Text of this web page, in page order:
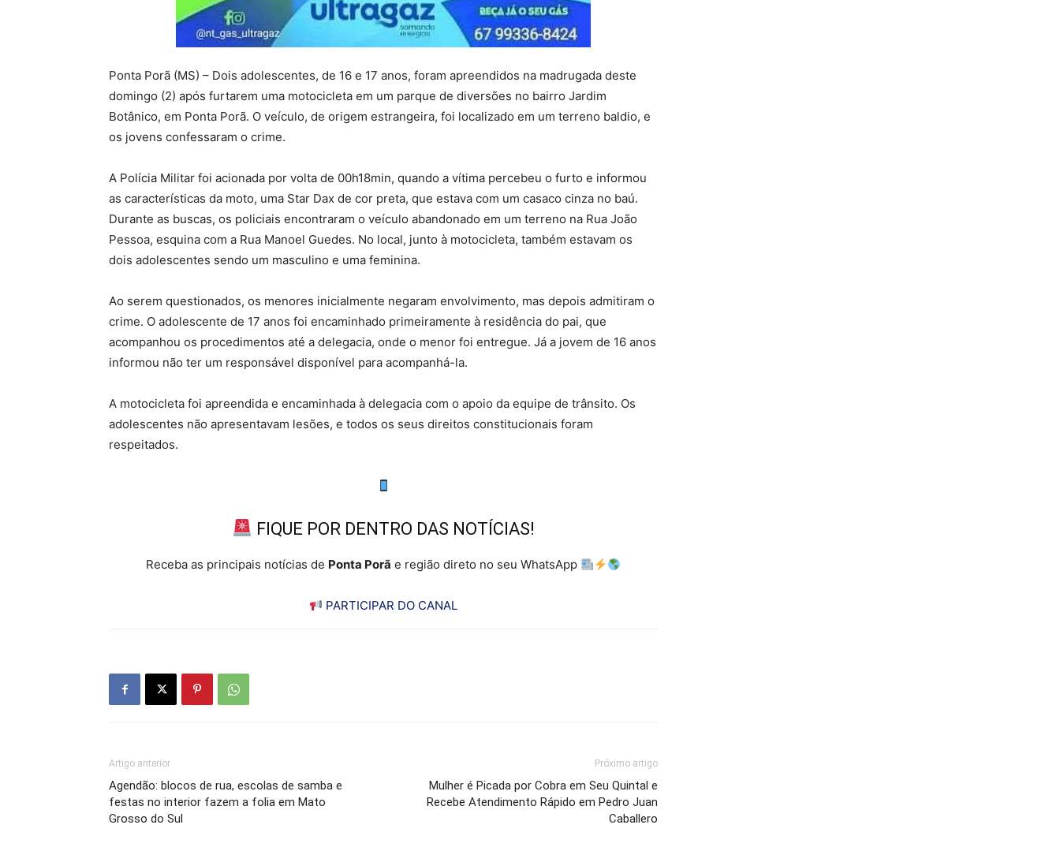
Ponta Porã (MS) – Dois adolescentes, de 16 e 17 anos, foram apreendidos na madrugada deste
domingo (2) após furtarem uma motocicleta em um parque de diversões no bairro Jardim
Botânico, em Ponta Porã. O veículo, de origem estrangeira, foi localizado em um terreno baldio, e
os jovens confessaram o crime.
A Polícia Militar foi acionada por volta de 00h18min, quando a vítima percebeu o furto e informou
as características da moto, uma Star Dax de cor preta, que estava com um casaco cinza no baú.
Durante as buscas, os policiais encontraram o veículo abandonado em um terreno na Rua João
Pessoa, esquina com a Rua Manoel Guedes. No local, junto à motocicleta, também estavam os
dois adolescentes sendo um masculino e uma feminina.
Ao serem questionados, os menores inicialmente negaram envolvimento, mas depois admitiram o
crime. O adolescente de 17 anos foi encaminhado primeiramente à residência do pai, que
acompanhou os procedimentos até a delegacia, onde o menor foi entregue. Já a jovem de 16 anos
informou não ter um responsável disponível para acompanhá-la.
A motocicleta foi apreendida e encaminhada à delegacia com o apoio da equipe de trânsito. Os
adolescentes não apresentavam lesões, e todos os seus direitos constitucionais foram
respeitados.
FIQUE POR DENTRO DAS NOTÍCIAS!
Receba as principais notícias de Ponta Porã e região direto no seu WhatsApp
PARTICIPAR DO CANAL
Artigo anterior
Agendão: blocos de rua, escolas de samba e
festas no interior fazem a folia em Mato
Grosso do Sul
Próximo artigo
Mulher é Picada por Cobra em Seu Quintal e
Recebe Atendimento Rápido em Pedro Juan
Caballero